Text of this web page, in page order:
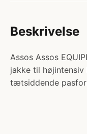
Beskrivelse
Assos Assos
jakke til
tætsiddende